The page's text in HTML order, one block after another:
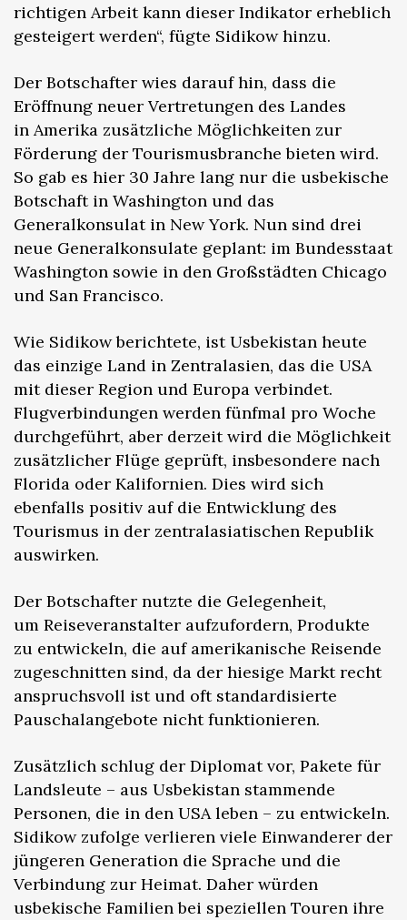
richtigen Arbeit kann dieser Indikator erheblich
gesteigert werden“, fügte Sidikow hinzu.
Der Botschafter wies darauf hin, dass die
Eröffnung neuer Vertretungen des Landes
in Amerika zusätzliche Möglichkeiten zur
Förderung der Tourismusbranche bieten wird.
So gab es hier 30 Jahre lang nur die usbekische
Botschaft in Washington und das
Generalkonsulat in New York. Nun sind drei
neue Generalkonsulate geplant: im Bundesstaat
Washington sowie in den Großstädten Chicago
und San Francisco.
Wie Sidikow berichtete, ist Usbekistan heute
das einzige Land in Zentralasien, das die USA
mit dieser Region und Europa verbindet.
Flugverbindungen werden fünfmal pro Woche
durchgeführt, aber derzeit wird die Möglichkeit
zusätzlicher Flüge geprüft, insbesondere nach
Florida oder Kalifornien. Dies wird sich
ebenfalls positiv auf die Entwicklung des
Tourismus in der zentralasiatischen Republik
auswirken.
Der Botschafter nutzte die Gelegenheit,
um Reiseveranstalter aufzufordern, Produkte
zu entwickeln, die auf amerikanische Reisende
zugeschnitten sind, da der hiesige Markt recht
anspruchsvoll ist und oft standardisierte
Pauschalangebote nicht funktionieren.
Zusätzlich schlug der Diplomat vor, Pakete für
Landsleute – aus Usbekistan stammende
Personen, die in den USA leben – zu entwickeln.
Sidikow zufolge verlieren viele Einwanderer der
jüngeren Generation die Sprache und die
Verbindung zur Heimat. Daher würden
usbekische Familien bei speziellen Touren ihre